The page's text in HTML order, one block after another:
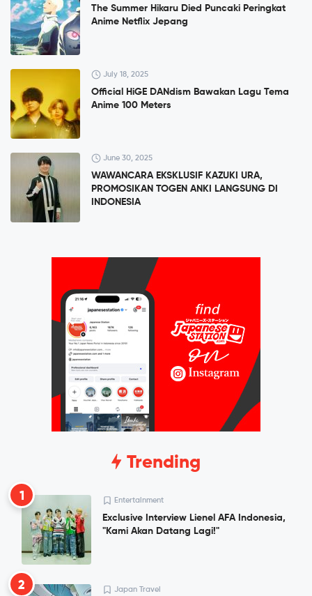
The Summer Hikaru Died Puncaki Peringkat
Anime Netflix Jepang
July 18, 2025
Official HiGE DANdism Bawakan Lagu Tema
Anime 100 Meters
June 30, 2025
WAWANCARA EKSKLUSIF KAZUKI URA,
PROMOSIKAN TOGEN ANKI LANGSUNG DI
INDONESIA
Trending
1 Entertainment
Exclusive Interview Lienel AFA Indonesia,
"Kami Akan Datang Lagi!"
2 Japan Travel